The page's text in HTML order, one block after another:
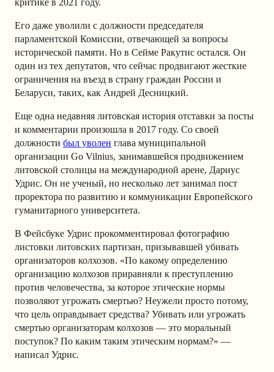
критике в 2021 году.
Его даже уволили с должности председателя
парламентской Комиссии, отвечающей за вопросы
исторической памяти. Но в Сейме Ракутис остался. Он
один из тех депутатов, что сейчас продвигают жесткие
ограничения на въезд в страну граждан России и
Беларуси, таких, как Андрей Десницкий.
Еще одна недавняя литовская история отставки за посты
и комментарии произошла в 2017 году. Со своей
должности был уволен глава муниципальной
организации Go Vilnius, занимавшейся продвижением
литовской столицы на международной арене, Дариус
Удрис. Он не ученый, но несколько лет занимал пост
проректора по развитию и коммуникации Европейского
гуманитарного университета.
В Фейсбуке Удрис прокомментировал фотографию
листовки литовских партизан, призывавшей убивать
организаторов колхозов. «По какому определению
организацию колхозов приравняли к преступлению
против человечества, за которое этические нормы
позволяют угрожать смертью? Неужели просто потому,
что цель оправдывает средства? Убивать или угрожать
смертью организаторам колхозов — это моральный
поступок? По каким таким этическим нормам?» —
написал Удрис.